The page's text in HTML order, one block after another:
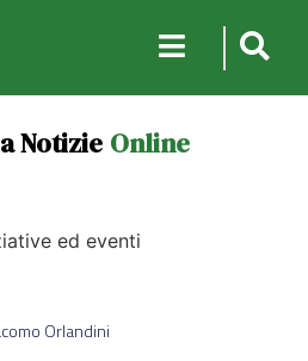
Notizie Online
ed eventi
Orlandini